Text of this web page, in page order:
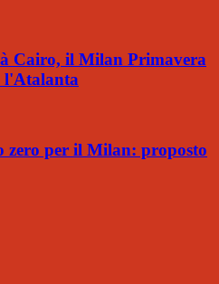
Cairo, il Milan Primavera
l'Atalanta
per il Milan: proposto